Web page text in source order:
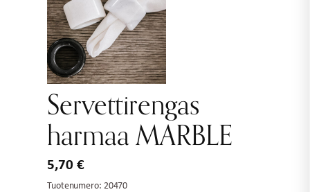
Servettirengas
harmaa MARBLE
5,70 €
Tuotenumero: 20470